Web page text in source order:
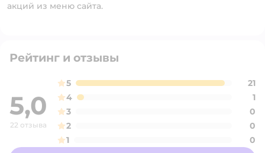
акций из меню сайта.
Рейтинг и отзывы
5,0
22 отзыва
5
21
4
1
3
0
2
0
1
0